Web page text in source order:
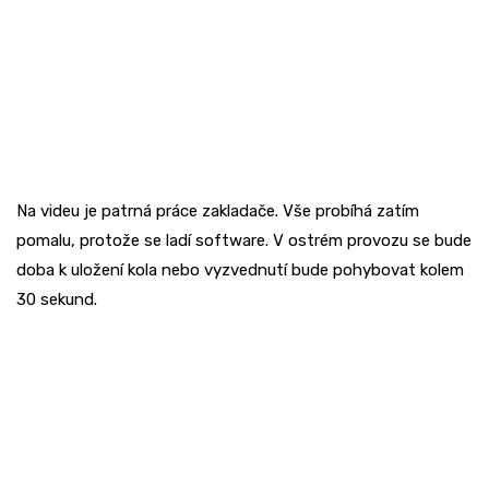
Na videu je patrná práce zakladače. Vše probíhá zatím
pomalu, protože se ladí software. V ostrém provozu se bude
doba k uložení kola nebo vyzvednutí bude pohybovat kolem
30 sekund.